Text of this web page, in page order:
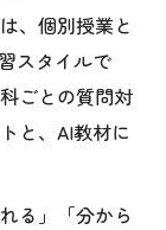
、個別授業と
スタイルで
ごとの質問対
と、AI教材に
る」「分から